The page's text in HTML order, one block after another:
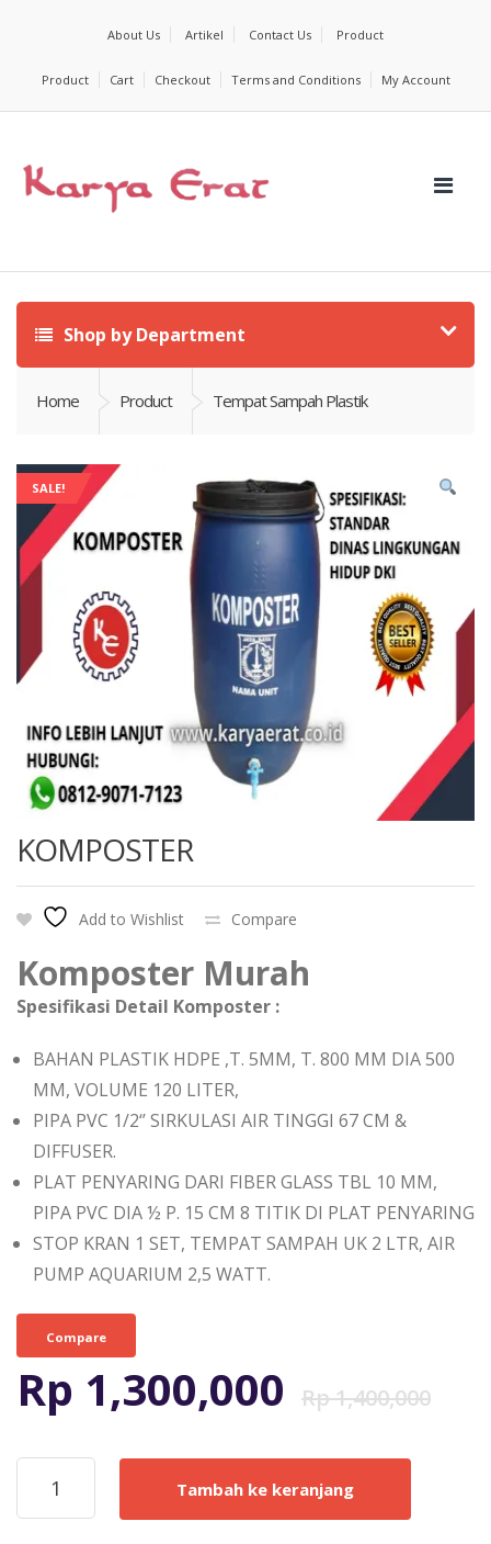
About Us Artikel Contact Us Product
Product Cart Checkout Terms and Conditions My Account
Shop by Department
Home Product Tempat Sampah Plastik
SALE!
KOMPOSTER
Add to Wishlist Compare
Komposter Murah
Spesifikasi Detail Komposter :
BAHAN PLASTIK HDPE ,T. 5MM, T. 800 MM DIA 500
MM, VOLUME 120 LITER,
PIPA PVC 1/2‘’ SIRKULASI AIR TINGGI 67 CM &
DIFFUSER.
PLAT PENYARING DARI FIBER GLASS TBL 10 MM,
PIPA PVC DIA ½ P. 15 CM 8 TITIK DI PLAT PENYARING
STOP KRAN 1 SET, TEMPAT SAMPAH UK 2 LTR, AIR
PUMP AQUARIUM 2,5 WATT.
Compare
Rp1,400,000
Rp 1,300,000
Kuantitas
KOMPOSTER
Tambah ke keranjang